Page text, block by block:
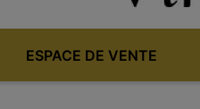
ESPACE DE VENTE